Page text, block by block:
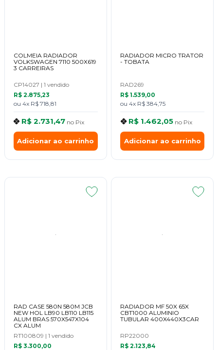
COLMEIA RADIADOR
VOLKSWAGEN 7110 500X619
3 CARREIRAS
CP14027 | 1 vendido
R$ 2.875,23
ou 4x R$ 718,81
R$ 2.731,47 no Pix
Adicionar ao carrinho
RADIADOR MICRO TRATOR
- TOBATA
RAD269
R$ 1.539,00
ou 4x R$ 384,75
R$ 1.462,05 no Pix
Adicionar ao carrinho
RAD CASE 580N 580M JCB
NEW HOL LB90 LB110 LB115
ALUM BRAS 570X547X104
CX ALUM
RT100809 | 1 vendido
R$ 3.300,00
RADIADOR MF 50X 65X
CBT1000 ALUMINIO
TUBULAR 400X440X3CAR
RP22000
R$ 2.123,84